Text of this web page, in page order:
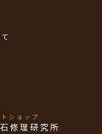
ショップ
修理研究所